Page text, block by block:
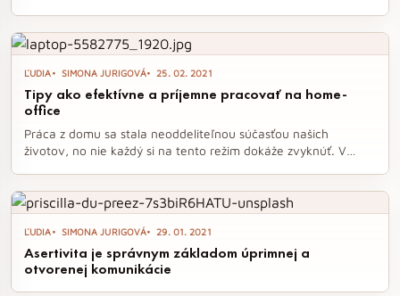
Objavte, ako si môžete usporiadať svoj čas tak, aby ste sa
vyhli stresu a vyhoreniu.
ĽUDIA SIMONA JURIGOVÁ 25. 02. 2021
Tipy ako efektívne a príjemne pracovať na home-
office
Práca z domu sa stala neoddeliteľnou súčasťou našich
životov, no nie každý si na tento režim dokáže zvyknúť. V
zároveň si spríjemnili pracovný deň. Od ranných rituálov po
dodržiavanie pracovného času kolegov – objavte spôsoby,
ako si vytvoriť harmonický pracovný režim.
ĽUDIA SIMONA JURIGOVÁ 29. 01. 2021
Asertivita je správnym základom úprimnej a
otvorenej komunikácie